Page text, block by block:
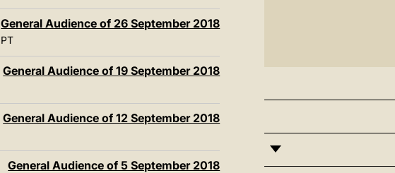
General Audience of 26 September 2018
PT
General Audience of 19 September 2018
General Audience of 12 September 2018
General Audience of 5 September 2018